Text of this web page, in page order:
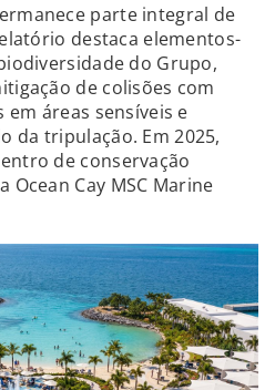
parte integral de
destaca elementos-
do Grupo,
de colisões com
áreas sensíveis e
da tripulação. Em 2025,
de conservação
Cay MSC Marine